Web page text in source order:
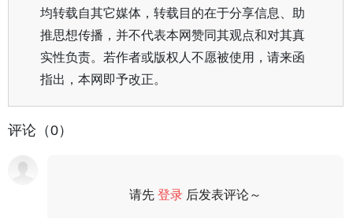
均转载自其它媒体，转载目的在于分享信息、助
推思想传播，并不代表本网赞同其观点和对其真
实性负责。若作者或版权人不愿被使用，请来函
指出，本网即予改正。
评论（0）
请先登录 后发表评论～